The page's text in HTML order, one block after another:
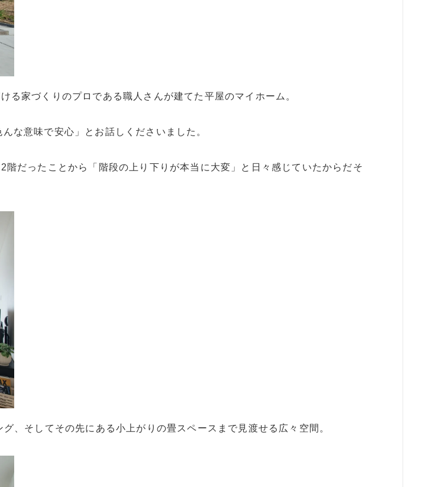
る家づくりのプロである職人さんが建てた平屋のマイホーム。
な意味で安心」とお話しくださいました。
だったことから「階段の上り下りが本当に大変」と日々感じていたからだそ
、そしてその先にある小上がりの畳スペースまで見渡せる広々空間。